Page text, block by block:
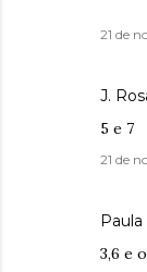
21 de
J.
5 e 7
21 de
Paula
3,6 e